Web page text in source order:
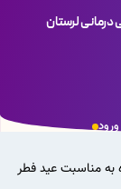
لرستان
ورود
به مناسبت عید فطر